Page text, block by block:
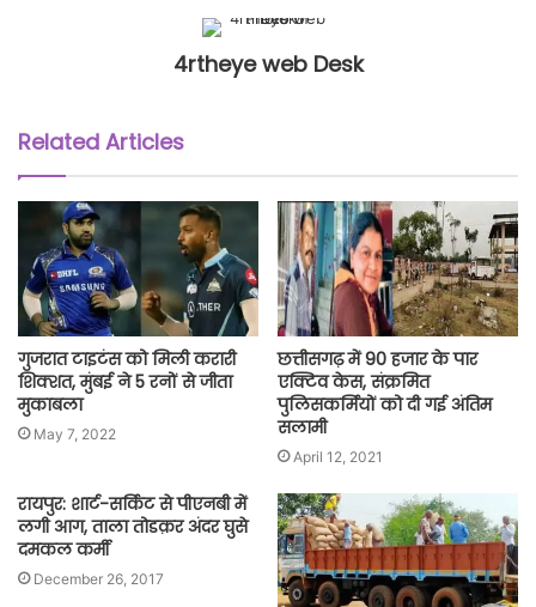
4rtheye web Desk
Related Articles
गुजरात टाइटंस को मिली करारी
शिक्शत, मुंबई ने 5 रनों से जीता
मुकाबला
May 7, 2022
छत्तीसगढ़ में 90 हजार के पार
एक्टिव केस, संक्रमित
पुलिसकर्मियों को दी गई अंतिम
सलामी
April 12, 2021
रायपुर: शार्ट-सर्किट से पीएनबी में
लगी आग, ताला तोडक़र अंदर घुसे
दमकल कर्मी
December 26, 2017